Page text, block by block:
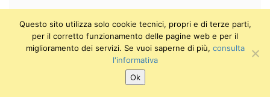
Questo sito utilizza solo cookie tecnici, propri e di terze parti,
per il corretto funzionamento delle pagine web e per il
miglioramento dei servizi. Se vuoi saperne di più, consulta
l'informativa
Ok